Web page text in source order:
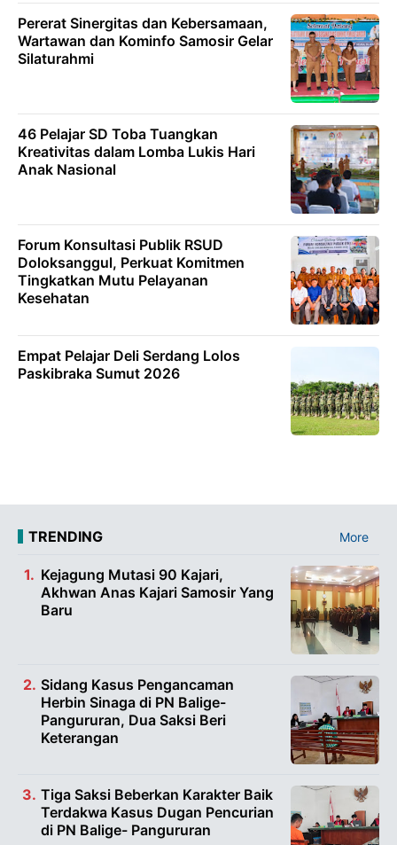
Pererat Sinergitas dan Kebersamaan,
Wartawan dan Kominfo Samosir Gelar
Silaturahmi
46 Pelajar SD Toba Tuangkan
Kreativitas dalam Lomba Lukis Hari
Anak Nasional
Forum Konsultasi Publik RSUD
Doloksanggul, Perkuat Komitmen
Tingkatkan Mutu Pelayanan
Kesehatan
Empat Pelajar Deli Serdang Lolos
Paskibraka Sumut 2026
TRENDING More
Kejagung Mutasi 90 Kajari,
Akhwan Anas Kajari Samosir Yang
Baru
Sidang Kasus Pengancaman
Herbin Sinaga di PN Balige-
Pangururan, Dua Saksi Beri
Keterangan
Tiga Saksi Beberkan Karakter Baik
Terdakwa Kasus Dugan Pencurian
di PN Balige- Pangururan